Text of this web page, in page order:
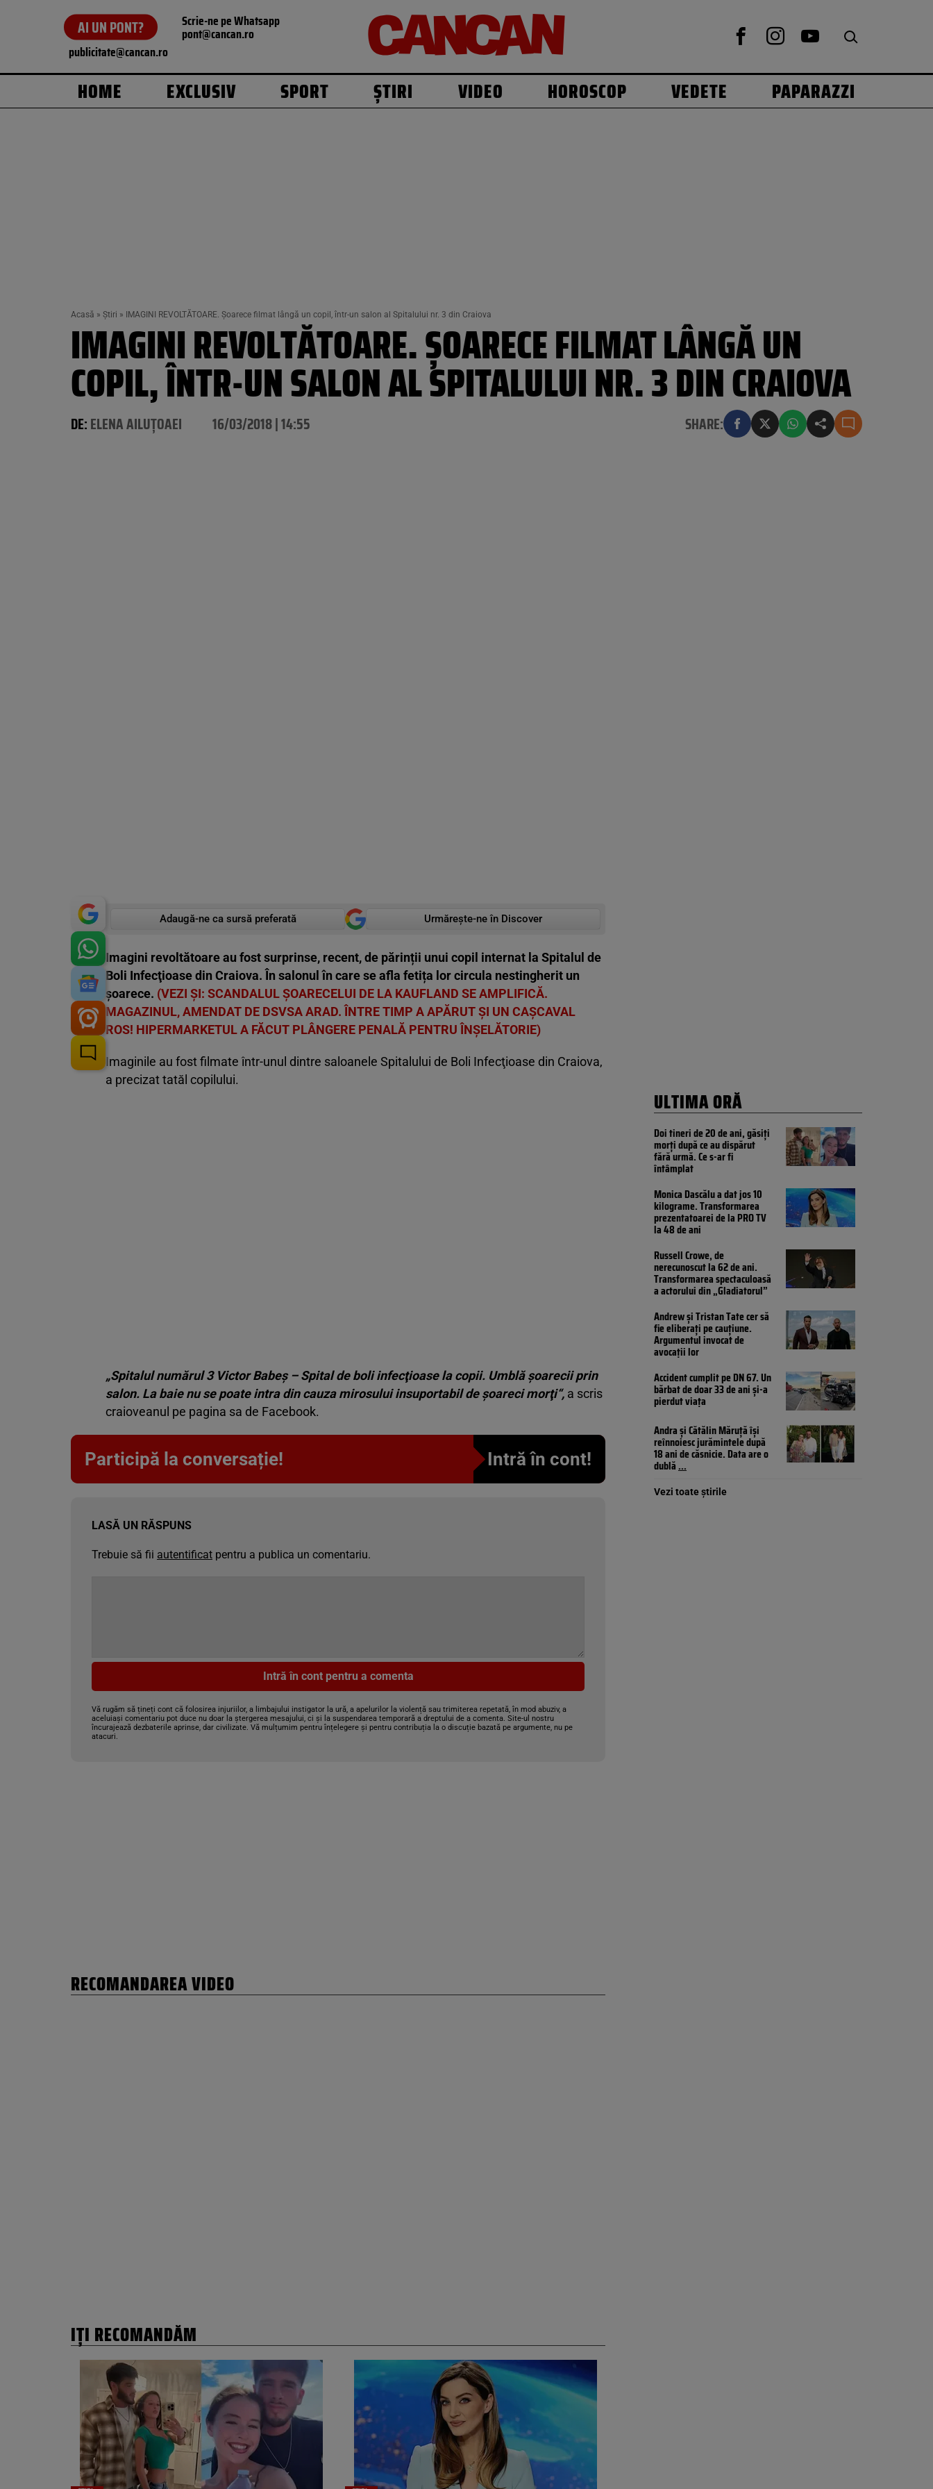
AI UN PONT? Scrie-ne pe Whatsapp
pont@cancan.ro
publicitate@cancan.ro
HOME EXCLUSIV SPORT ȘTIRI VIDEO HOROSCOP VEDETE PAPARAZZI
Acasă » Știri » IMAGINI REVOLTĂTOARE. Șoarece filmat lângă un copil, într-un salon al Spitalului nr. 3 din Craiova
IMAGINI REVOLTĂTOARE. ȘOARECE FILMAT LÂNGĂ UN
COPIL, ÎNTR-UN SALON AL SPITALULUI NR. 3 DIN CRAIOVA
DE:ELENA AILUȚOAEI 16/03/2018 | 14:55 SHARE:
Adaugă-ne ca sursă preferată Urmărește-ne în Discover
Imagini revoltătoare au fost surprinse, recent, de părinții unui copil internat la Spitalul de
Boli Infecţioase din Craiova. În salonul în care se afla fetița lor circula nestingherit un
șoarece. (VEZI ȘI: SCANDALUL ȘOARECELUI DE LA KAUFLAND SE AMPLIFICĂ.
MAGAZINUL, AMENDAT DE DSVSA ARAD. ÎNTRE TIMP A APĂRUT ȘI UN CAȘCAVAL
ROS! HIPERMARKETUL A FĂCUT PLÂNGERE PENALĂ PENTRU ÎNȘELĂTORIE)
Imaginile au fost filmate într-unul dintre saloanele Spitalului de Boli Infecţioase din Craiova,
a precizat tatăl copilului.
„Spitalul numărul 3 Victor Babeş – Spital de boli infecţioase la copii. Umblă şoarecii prin
salon. La baie nu se poate intra din cauza mirosului insuportabil de şoareci morţi“, a scris
craioveanul pe pagina sa de Facebook.
Participă la conversație! Intră în cont!
LASĂ UN RĂSPUNS
Trebuie să fii autentificat pentru a publica un comentariu.
Intră în cont pentru a comenta
Vă rugăm să țineți cont că folosirea injuriilor, a limbajului instigator la ură, a apelurilor la violență sau trimiterea repetată, în mod abuziv, a
aceluiași comentariu pot duce nu doar la ștergerea mesajului, ci și la suspendarea temporară a dreptului de a comenta. Site-ul nostru
încurajează dezbaterile aprinse, dar civilizate. Vă mulțumim pentru înțelegere și pentru contribuția la o discuție bazată pe argumente, nu pe
atacuri.
RECOMANDAREA VIDEO
IȚI RECOMANDĂM
ULTIMA ORĂ
Doi tineri de 20 de ani, găsiți
morți după ce au dispărut
fără urmă. Ce s-ar fi
întâmplat
Monica Dascălu a dat jos 10
kilograme. Transformarea
prezentatoarei de la PRO TV
la 48 de ani
Russell Crowe, de
nerecunoscut la 62 de ani.
Transformarea spectaculoasă
a actorului din „Gladiatorul”
Andrew și Tristan Tate cer să
fie eliberați pe cauțiune.
Argumentul invocat de
avocații lor
Accident cumplit pe DN 67. Un
bărbat de doar 33 de ani și-a
pierdut viața
Andra și Cătălin Măruță își
reînnoiesc jurămintele după
18 ani de căsnicie. Data are o
dublă...
Vezi toate știrile